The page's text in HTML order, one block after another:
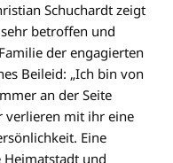
Schuchardt zeigt
betroffen und
der engagierten
Beileid: „Ich bin von
an der Seite
verlieren mit ihr eine
Eine
und